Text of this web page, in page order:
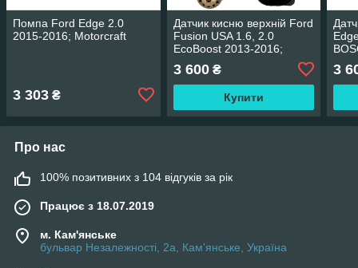
Помпа Ford Edge 2.0
2015-2016; Motorcraft
3 303 ₴
Датчик кисню верхній Ford
Fusion USA 1.6, 2.0
EcoBoost 2013-2016;
3 600₴
Купити
3
Про нас
100% позитивних з 104 відгуків за рік
Працює з 18.07.2019
м. Кам'янське
бульвар Незалежності, 2а, Кам'янське, Україна